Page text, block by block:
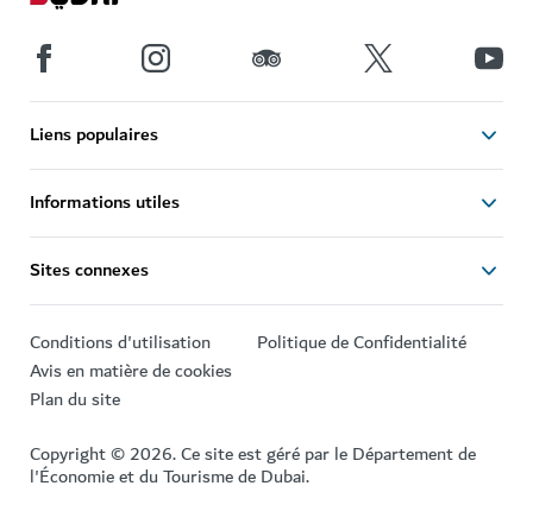
Liens populaires
Informations utiles
Sites connexes
Conditions d'utilisation
Politique de Confidentialité
Avis en matière de cookies
Plan du site
Copyright © 2026. Ce site est géré par le Département de
l'Économie et du Tourisme de Dubai.